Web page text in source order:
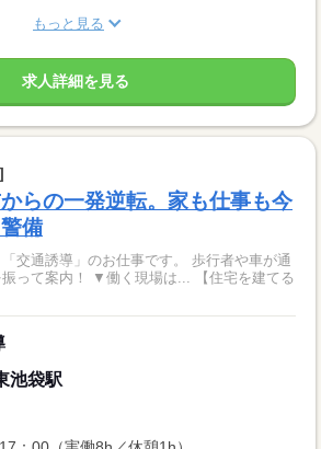
もっと見る
求人詳細を見る
らの一発逆転。家も仕事も今
備
導」のお仕事です。 歩行者や車が通
場は... 【住宅を建てる
池袋駅